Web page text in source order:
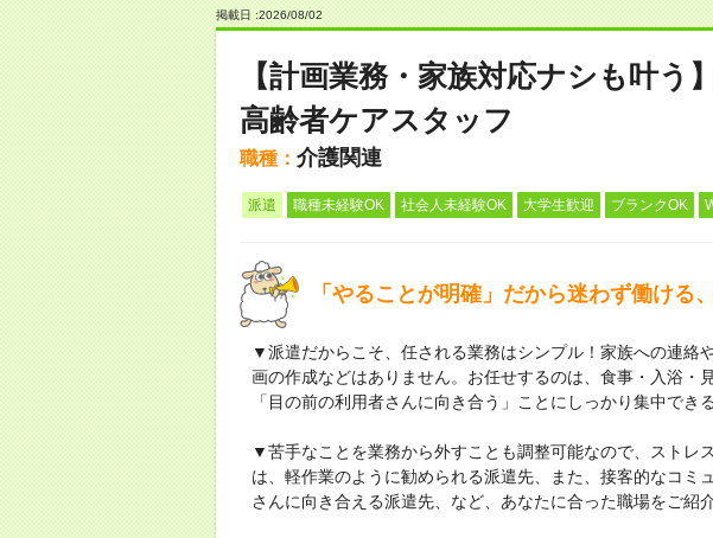
掲載日 :2026/08/02
【計画業務・家族対応ナシも叶う
高齢者ケアスタッフ
職種： 介護関連
派遣 職種未経験OK 社会人未経験OK 大学生歓迎 ブランクOK
「やることが明確」だから迷わず働ける
▼派遣だからこそ、任される業務はシンプル！家族への連絡
画の作成などはありません。お任せするのは、食事・入浴・
「目の前の利用者さんに向き合う」ことにしっかり集中でき
▼苦手なことを業務から外すことも調整可能なので、ストレ
は、軽作業のように勧められる派遣先、また、接客的なコミ
さんに向き合える派遣先、など、あなたに合った職場をご紹